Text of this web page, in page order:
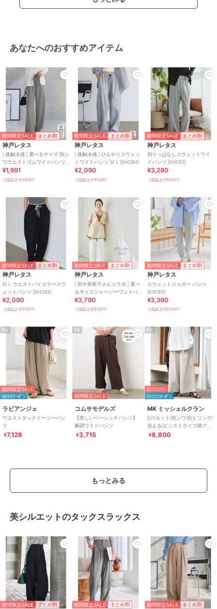
あなたへのおすすめアイテム
期間限定SALE まとめ割
神戸レタス
[ 接触冷感 ] 選べるサイズ 防シ
ワウエストゴムワイドパンツ
[M4432]
¥1,991
2点以上で5%OFF
期間限定SALE まとめ割
神戸レタス
[ 接触冷感 ] ひんやりスウェッ
トワイドパンツ M L [M4384]
¥2,090
2点以上で5%OFF
期間限定SALE まとめ割
神戸レタス
切りっぱなしスウェットワイ
ドパンツ [M4193]
¥3,280
2点以上で5%OFF
期間限定SALE まとめ割
神戸レタス
M L ウエストバイカラースウ
ェットパンツ [M4386]
¥2,090
2点以上で5%OFF
期間限定SALE まとめ割
神戸レタス
[ 田中亜希子さんコラボ ] 選べ
るサイズジャージーワンドパ
ンツ [M3363]
¥3,790
2点以上で5%OFF
期間限定SALE まとめ割
神戸レタス
スウェットジョガー パンツ
[M4189]
¥3,390
2点以上で5%OFF
PR
期間限定SALE
¥888ｸｰﾎﾟﾝ
ラビアンジェ
ウエストタックイージーパン
ツ
¥7,128
PR
期間限定SALE
コムサモデルズ
【美しいベーシックパンツ】
麻調ワイドパンツ
¥3,715
PR
50%OFF
¥1000ｸｰﾎﾟﾝ
MK ミッシェルクラン
[UVカット/防シワ/抗ピリング/
洗える]ピンストライプ柄プル
オンワイドパンツ
¥8,800
もっとみる
美シルエットのタックスラックス
期間限定SALE まとめ割 期間限定SALE まとめ割 期間限定SALE まとめ割